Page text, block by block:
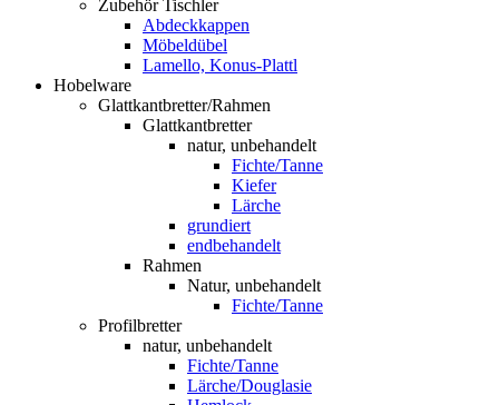
Zubehör Tischler
Abdeckkappen
Möbeldübel
Lamello, Konus-Plattl
Hobelware
Glattkantbretter/Rahmen
Glattkantbretter
natur, unbehandelt
Fichte/Tanne
Kiefer
Lärche
grundiert
endbehandelt
Rahmen
Natur, unbehandelt
Fichte/Tanne
Profilbretter
natur, unbehandelt
Fichte/Tanne
Lärche/Douglasie